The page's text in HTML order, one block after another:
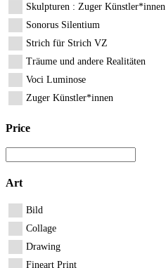
Skulpturen : Zuger Künstler*innen
Sonorus Silentium
Strich für Strich VZ
Träume und andere Realitäten
Voci Luminose
Zuger Künstler*innen
Price
Art
Bild
Collage
Drawing
Fineart Print